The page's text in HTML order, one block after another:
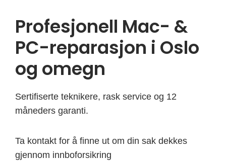
Profesjonell Mac- &
PC-reparasjon i Oslo
og omegn
Sertifiserte teknikere, rask service og 12
måneders garanti.
Ta kontakt for å finne ut om din sak dekkes
gjennom innboforsikring